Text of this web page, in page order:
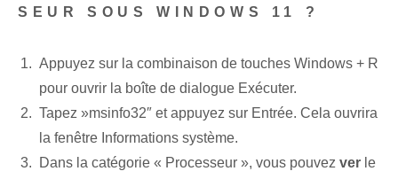
SEUR SOUS WINDOWS 11 ?
Appuyez sur la combinaison de touches ‌Windows +⁣ R
pour ouvrir la boîte de dialogue Exécuter.
Tapez ‍»msinfo32″ ​et appuyez sur ‌Entrée. Cela ouvrira
la fenêtre ⁢Informations système.
Dans la catégorie « Processeur »⁢, vous pouvez ver le